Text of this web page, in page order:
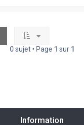
0 sujet • Page 1 sur 1
Information